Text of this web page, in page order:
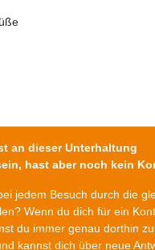
an dieser Unterhaltung
hast aber noch kein
jedem Besuch durch die
Wenn du dich für ein
du immer genau dorthin
kannst dich über neue